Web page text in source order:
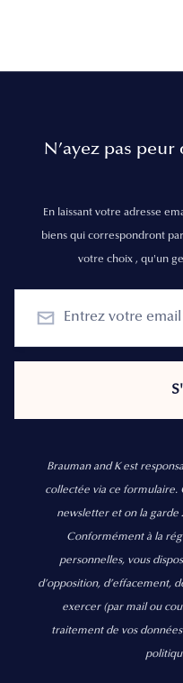
N’ayez pas
En laissant votre adresse
biens qui correspondront
votre choix , qu'un
Brauman and K est
collectée via ce formulaire.
newsletter et on la garde
Conformément à la
personnelles, vous
d’opposition, d’effacement,
exercer (par mail ou
traitement de vos